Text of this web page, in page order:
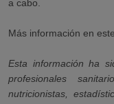
a cabo.
Más información en este
Esta información ha
profesionales
nutricionistas,